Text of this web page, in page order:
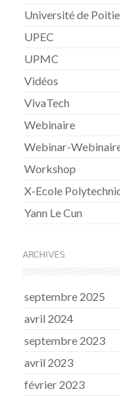
Université de
UPEC
UPMC
Vidéos
VivaTech
Webinaire
Webinar-
Workshop
X-Ecole
Yann Le Cun
ARCHIVES
septembre 2025
avril 2024
septembre 2023
avril 2023
février 2023